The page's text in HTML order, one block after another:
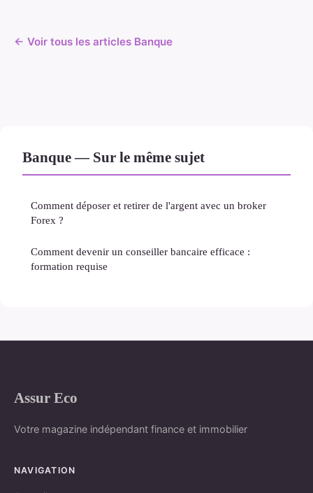
← Voir tous les articles Banque
Banque — Sur le même sujet
Comment déposer et retirer de l'argent avec un broker
Forex ?
Comment devenir un conseiller bancaire efficace :
formation requise
Assur Eco
Votre magazine indépendant finance et immobilier
NAVIGATION